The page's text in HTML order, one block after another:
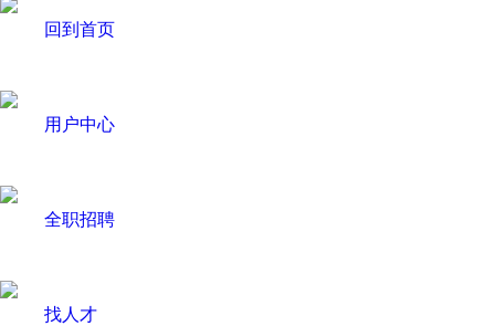
回到首页
用户中心
全职招聘
找人才